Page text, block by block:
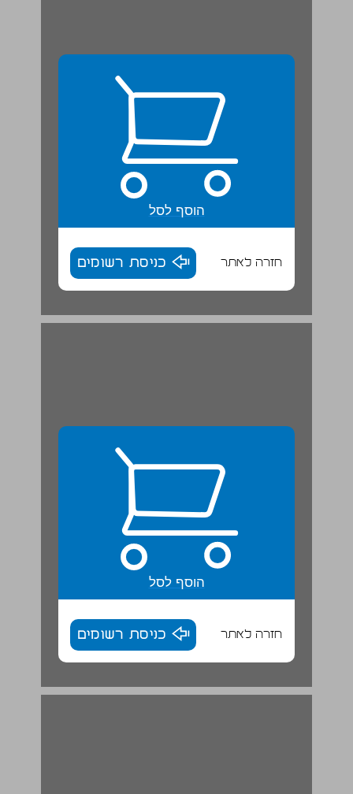
הוסף לסל
חזרה לאתר כניסת רשומים
הוסף לסל
חזרה לאתר כניסת רשומים